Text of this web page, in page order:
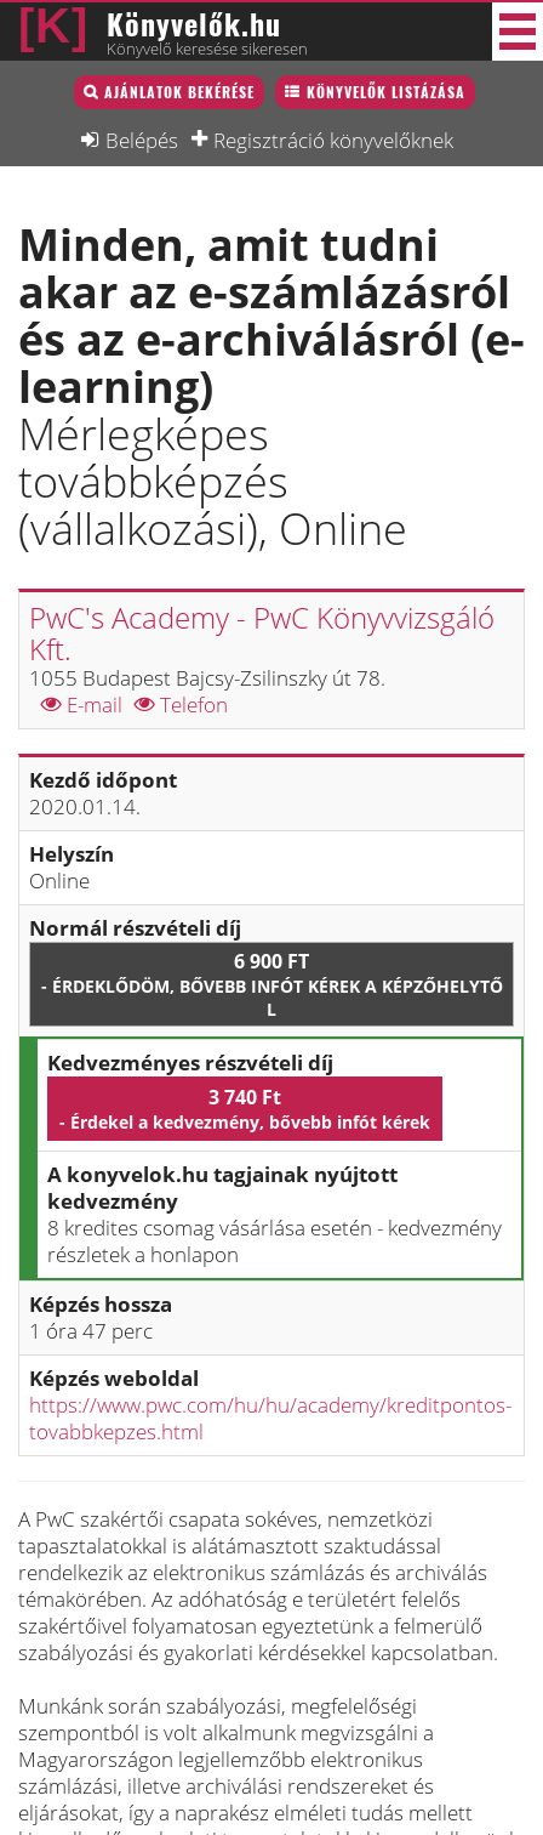
Könyvelők.hu
Könyvelő keresése sikeresen
AJÁNLATOK BEKÉRÉSE KÖNYVELŐK LISTÁZÁSA
Belépés Regisztráció könyvelőknek
Könyvelő lista
Könyvelési munkák
Interjú
Blog
Állás
Képzésnaptár
Minden, amit tudni
akar az e-számlázásról
és az e-archiválásról (e-
learning)
Mérlegképes
továbbképzés
(vállalkozási), Online
PwC's Academy - PwC Könyvvizsgáló
Kft.
1055 Budapest Bajcsy-Zsilinszky út 78.
E-mail
Telefon
Kezdő időpont
2020.01.14.
Helyszín
Online
Normál részvételi díj
6 900 FT
- ÉRDEKLŐDÖM, BŐVEBB INFÓT KÉREK A KÉPZŐHELYTŐ
L
Kedvezményes részvételi díj
3 740 Ft
- Érdekel a kedvezmény, bővebb infót kérek
A konyvelok.hu tagjainak nyújtott
kedvezmény
8 kredites csomag vásárlása esetén - kedvezmény
részletek a honlapon
Képzés hossza
1 óra 47 perc
Képzés weboldal
https://www.pwc.com/hu/hu/academy/kreditpontos-
tovabbkepzes.html
A PwC szakértői csapata sokéves, nemzetközi
tapasztalatokkal is alátámasztott szaktudással
rendelkezik az elektronikus számlázás és archiválás
témakörében. Az adóhatóság e területért felelős
szakértőivel folyamatosan egyeztetünk a felmerülő
szabályozási és gyakorlati kérdésekkel kapcsolatban.
Munkánk során szabályozási, megfelelőségi
szempontból is volt alkalmunk megvizsgálni a
Magyarországon legjellemzőbb elektronikus
számlázási, illetve archiválási rendszereket és
eljárásokat, így a naprakész elméleti tudás mellett